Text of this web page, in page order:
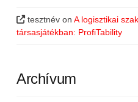
tesztnév onA logisztikai
társasjátékban: ProfiTability
Archívum